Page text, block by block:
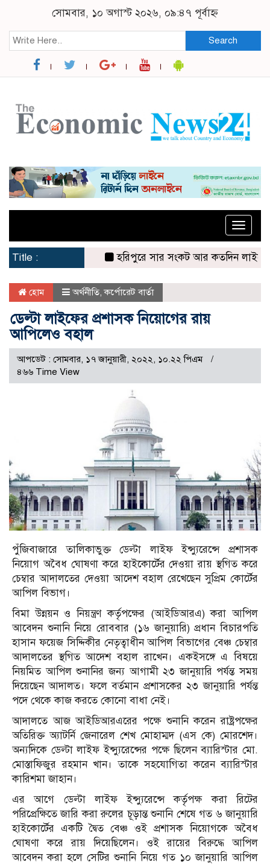
সোমবার, ১০ অগাস্ট ২০২৬, ০৯:৪৭ পূর্বাহ্ন
Search
Toggle
Title :
হরিপুরে সার সংকট আর কতদিন লাইনে
হোম অর্থনীতি ,কর্পোরেট বার্তা
ডেল্টা লাইফের প্রশাসক নিয়োগের রায়
আপিলেও বহাল
আপডেট : সোমবার, ১৭ জানুয়ারী, ২০২২, ১০.২২ পিএম
৪৬৬ Time View
পুঁজিবাজারে তালিকাভুক্ত ডেল্টা লাইফ ইন্স্যুরেন্সে প্রশাসক
নিয়োগ অবৈধ ঘোষণা করে হাইকোর্টের দেওয়া রায় স্থগিত করে
চেম্বার আদালতের দেওয়া আদেশ বহাল রেখেছেন সুপ্রিম কোর্টের
আপিল বিভাগ।
বিমা উন্নয়ন ও নিয়ন্ত্রণ কর্তৃপক্ষের (আইডিআরএ) করা আপিল
আবেদন শুনানি নিয়ে রোববার (১৬ জানুয়ারি) প্রধান বিচারপতি
হাসান ফয়েজ সিদ্দিকীর নেতৃত্বাধীন আপিল বিভাগের বেঞ্চ চেম্বার
আদালতের স্থগিত আদেশ বহাল রাখেন। একইসঙ্গে এ বিষয়ে
নিয়মিত আপিল শুনানির জন্য আগামী ২৩ জানুয়ারি পর্যন্ত সময়
দিয়েছেন আদালত। ফলে বর্তমান প্রশাসকের ২৩ জানুয়ারি পর্যন্ত
পদে থেকে কাজ করতে কোনো বাধা নেই।
আদালতে আজ আইডিআরএরের পক্ষে শুনানি করেন রাষ্ট্রপক্ষের
অতিরিক্ত অ্যাটর্নি জেনারেল শেখ মোহাম্মদ (এস কে) মোরশেদ।
অন্যদিকে ডেল্টা লাইফ ইন্স্যুরেন্সের পক্ষে ছিলেন ব্যারিস্টার মো.
মোস্তাফিজুর রহমান খান। তাকে সহযোগিতা করেন ব্যারিস্টার
কারিশমা জাহান।
এর আগে ডেল্টা লাইফ ইন্স্যুরেন্সে কর্তৃপক্ষ করা রিটের
পরিপ্রেক্ষিতে জারি করা রুলের চূড়ান্ত শুনানি শেষে গত ৬ জানুয়ারি
হাইকোর্টের একটি দ্বৈত বেঞ্চ ওই প্রশাসক নিয়োগকে অবৈধ
ঘোষণা করে রায় দিয়েছিলেন। ওই রায়ের বিরুদ্ধে আপিল
আবেদন করা হলে সেটির শুনানি নিয়ে গত ১০ জানুয়ারি আপিল